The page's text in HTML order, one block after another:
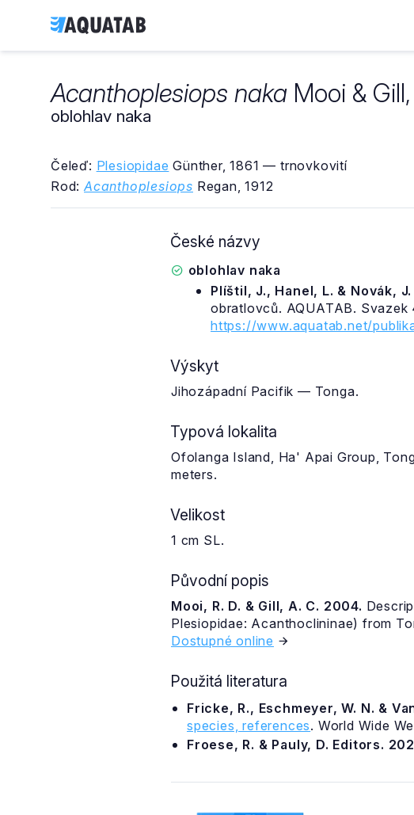
Acanthoplesiops naka Mooi &
oblohlav naka
Čeleď: Plesiopidae Günther, 1861 — trnovkovití
Rod: Acanthoplesiops Regan, 1912
České názvy
oblohlav naka
Plíštil, J., Hanel, L. & Novák,
obratlovců. AQUATAB.
https://www.aquatab.net/
Výskyt
Jihozápadní Pacifik — Tonga.
Typová lokalita
Ofolanga Island, Ha' Apai Group,
meters.
Velikost
1 cm SL.
Původní popis
Mooi, R. D. & Gill, A. C. 2004.
Plesiopidae: Acanthoclininae) from
Dostupné online
Použitá literatura
Fricke, R., Eschmeyer, W. N. &
species, references. World Wide
Froese, R. & Pauly, D. Editors.